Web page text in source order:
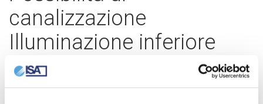
canalizzazione
Illuminazione inferiore
Completamente
personalizzabile